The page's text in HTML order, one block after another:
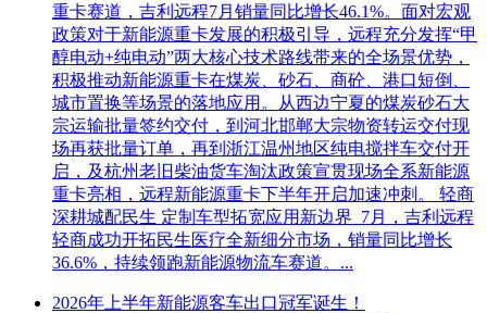
D. 业主不承担报价人准备报价文件和递交报价文件以及参加
本次报价活动所发生的任何成本或费用。
​E. 业主在签订合同之前任何时候均有权接受或拒绝报价、宣
布询价程序无效或拒绝所有报价。对受影响的报价人不承担任
何责任，也无义务向受影响的报价人作出解释。
本项目联系方式
有关此项报价邀请之事宜，可按下列地址以书面或传真的形式
查询：
深圳市地铁集团有限公司运营总部客运三分公司经营管理部、
车站设备维保三部
重卡赛道，吉利远程7月销量同比增长46.1%。面对宏观
政策对于新能源重卡发展的积极引导，远程充分发挥“甲
醇电动+纯电动”两大核心技术路线带来的全场景优势，
积极推动新能源重卡在煤炭、砂石、商砼、港口短倒、
城市置换等场景的落地应用。从西边宁夏的煤炭砂石大
宗运输批量签约交付，到河北邯郸大宗物资转运交付现
场再获批量订单，再到浙江温州地区纯电搅拌车交付开
启，及杭州老旧柴油货车淘汰政策宣贯现场全系新能源
重卡亮相，远程新能源重卡下半年开启加速冲刺。 轻商
深耕城配民生 定制车型拓宽应用新边界 7月，吉利远程
轻商成功开拓民生医疗全新细分市场，销量同比增长
36.6%，持续领跑新能源物流车赛道。...
2026年上半年新能源客车出口冠军诞生！